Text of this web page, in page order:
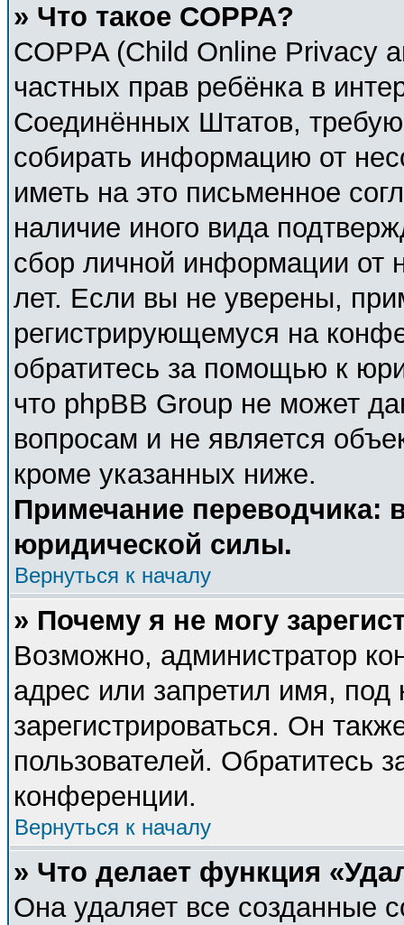
» Что такое COPPA?
COPPA (Child Online Privacy
частных прав ребёнка в
Соединённых Штатов,
собирать информацию от
иметь на это письменное
наличие иного вида
сбор личной информации от
лет. Если вы не уверены,
регистрирующемуся на
обратитесь за помощью к
что phpBB Group не может
вопросам и не является
кроме указанных ниже.
Примечание переводчика:
юридической силы.
Вернуться к началу
» Почему я не могу
Возможно, администратор
адрес или запретил имя,
зарегистрироваться. Он
пользователей. Обратитесь
конференции.
Вернуться к началу
» Что делает функция
Она удаляет все созданные